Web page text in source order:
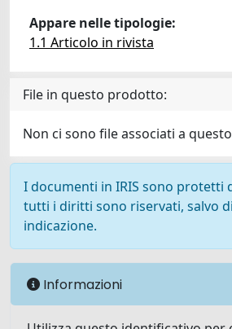
Appare nelle tipologie:
1.1 Articolo in rivista
File in questo prodotto:
Non ci sono file associati a
I documenti in IRIS sono protetti
tutti i diritti sono riservati, salvo
indicazione.
Informazioni